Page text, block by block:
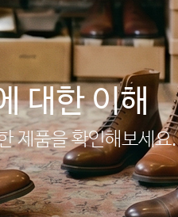
대한 이해
제품을 확인해보세요.